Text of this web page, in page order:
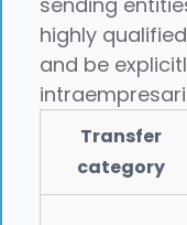
highly
and be
Transfer
category